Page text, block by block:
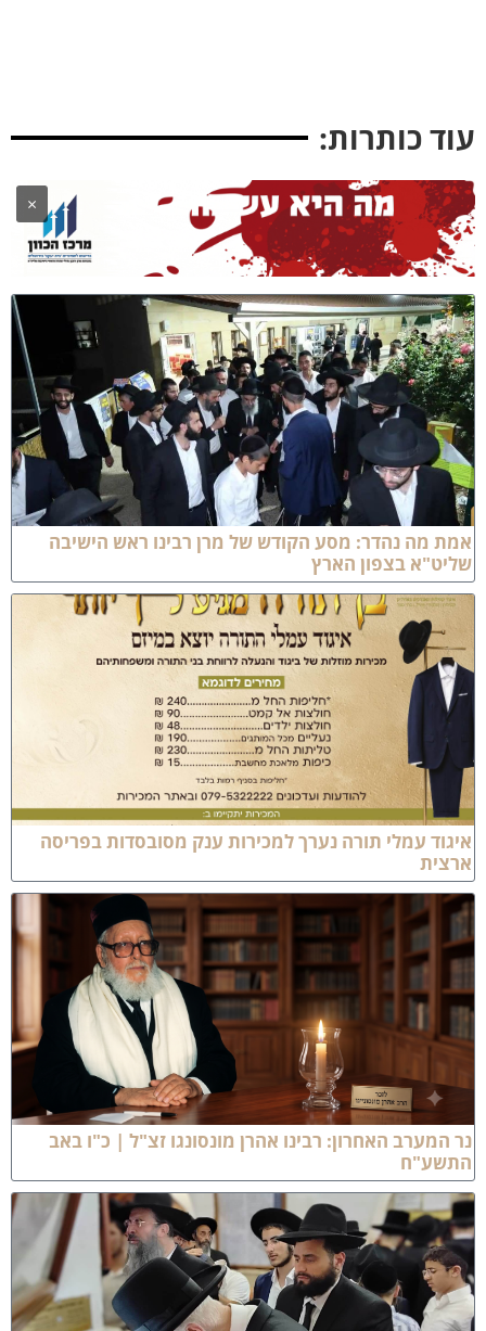
כותרות:
×
מה נהדר: מסע הקודש של מרן רבינו ראש הישיבה
בצפון הארץ
עמלי תורה נערך למכירות ענק מסובסדות בפריסה
המערב האחרון: רבינו אהרן מונסונגו זצ"ל | כ"ו באב